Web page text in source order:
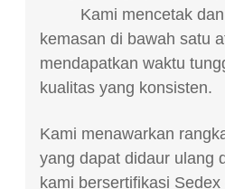
Kami mencetak dan
kemasan di bawah satu
mendapatkan waktu
kualitas yang konsisten.
Kami menawarkan
yang dapat didaur ulang
kami bersertifikasi